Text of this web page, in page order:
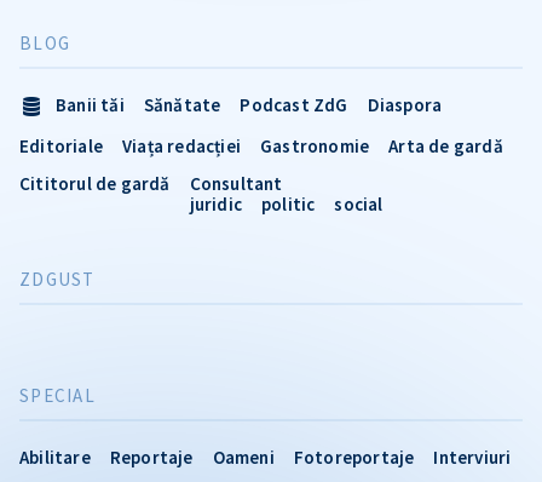
SPECIAL
Abilitare Reportaje Oameni Fotoreportaje
Interviuri
BLOG
Banii tăi Sănătate Podcast ZdG
Diaspora
Editoriale
Viața redacției Gastronomie
Arta de gardă
Cititorul de gardă
Consultant
juridic
politic social
ZDGUST